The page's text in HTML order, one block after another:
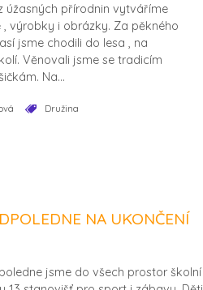
úžasných přírodnin vytváříme
výrobky i obrázky. Za pěkného
jsme chodili do lesa , na
Věnovali jsme se tradicím
Na...
Družina
NA UKONČENÍ
jsme do všech prostor školní